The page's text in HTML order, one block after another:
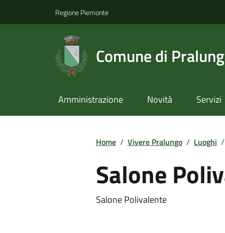
Regione Piemonte
Comune di
Amministrazione Novità Servizi
Home / Vivere Pralungo / Luoghi /
Salone
Salone Polivalente